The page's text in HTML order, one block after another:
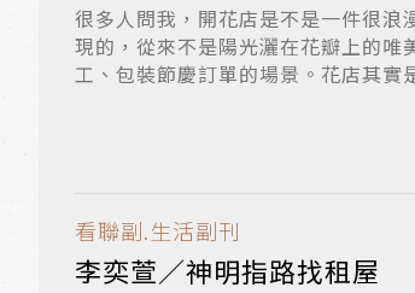
很多人問我，開花店是不是一件很
現的，從來不是陽光灑在花瓣上的
工、包裝節慶訂單的場景。花店其實
看聯副.生活副刊
李奕萱／神明指路找租屋